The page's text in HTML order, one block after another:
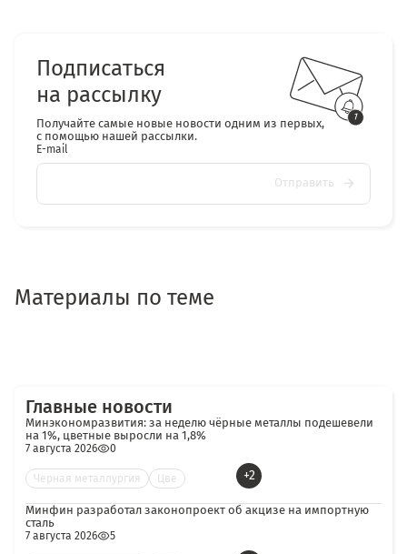
Подписаться
на рассылку
Получайте самые новые новости одним из первых,
с помощью нашей рассылки.
E-mail
Отправить
Материалы по теме
Главные новости
Минэкономразвития: за неделю чёрные металлы подешевели
на 1%, цветные выросли на 1,8%
7 августа 2026 0
Черная металлургия Цве +2
Минфин разработал законопроект об акцизе на импортную
сталь
7 августа 2026 5